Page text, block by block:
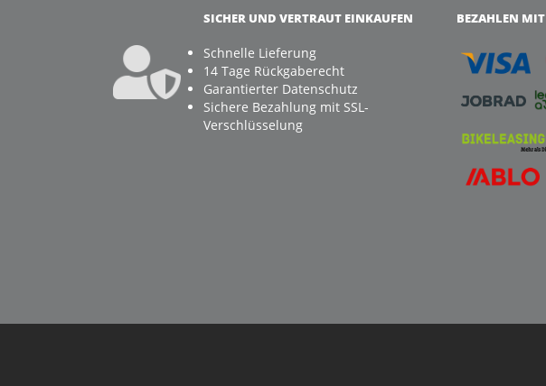
SICHER UND VERTRAUT EINKAUFEN
Schnelle Lieferung
14 Tage Rückgaberecht
Garantierter Datenschutz
Sichere Bezahlung mit SSL-
Verschlüsselung
BEZAHLEN MIT